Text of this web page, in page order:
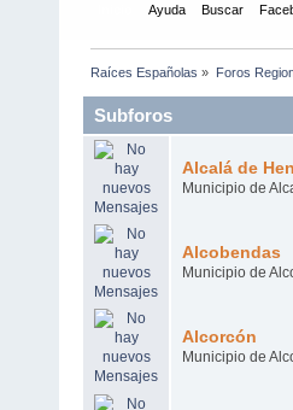
Ayuda Buscar
Raíces Españolas » Foros
Subforos
Alcalá de
Municipio de
Alcobendas
Municipio de
Alcorcón
Municipio de